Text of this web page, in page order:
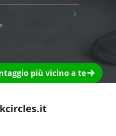
›
più vicino a te